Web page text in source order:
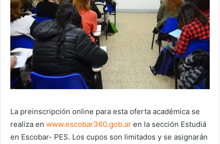
La preinscripción online para esta oferta académica se
realiza en www.escobar360.gob.ar en la sección Estudiá
en Escobar- PES. Los cupos son limitados y se asignarán